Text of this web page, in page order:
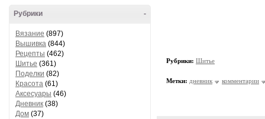
-
Рубрики
Вязание (897)
Вышивка (844)
Рецепты (462)
Шитье (361)
Поделки (82)
Красота (61)
Аксесуары (46)
Дневник (38)
Дом (37)
Рубрики: Шитье
Метки: дневник комментарии